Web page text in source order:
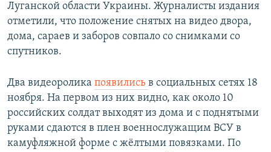
Луганской области Украины. Журналисты издания
отметили, что положение снятых на видео двора,
дома, сараев и заборов совпало со снимками со
спутников.
Два видеоролика появились в социальных сетях 18
ноября. На первом из них видно, как около 10
российских солдат выходят из дома и с поднятыми
руками сдаются в плен военнослужащим ВСУ в
камуфляжной форме с жёлтыми повязками. По